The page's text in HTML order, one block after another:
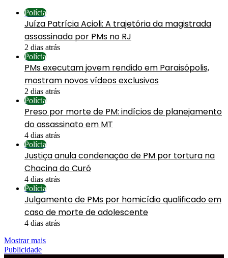
Polícia
Juíza Patrícia Acioli: A trajetória da magistrada
assassinada por PMs no RJ
2 dias atrás
Polícia
PMs executam jovem rendido em Paraisópolis,
mostram novos vídeos exclusivos
2 dias atrás
Polícia
Preso por morte de PM: indícios de planejamento
do assassinato em MT
4 dias atrás
Polícia
Justiça anula condenação de PM por tortura na
Chacina do Curó
4 dias atrás
Polícia
Julgamento de PMs por homicídio qualificado em
caso de morte de adolescente
4 dias atrás
Mostrar mais
Publicidade